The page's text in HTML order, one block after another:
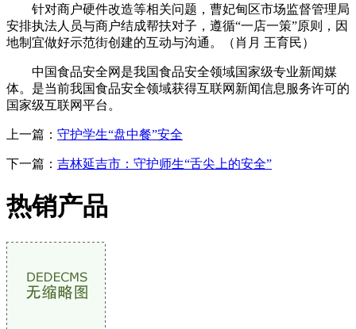
针对商户硬件改造等相关问题，曹妃甸区市场监督管理局
安排执法人员与商户结成帮扶对子，遵循“一店一策”原则，因
地制宜做好示范街创建的互动与沟通。（肖月 王育民）
中国食品安全网是我国食品安全领域国家级专业新闻媒
体。是当前我国食品安全领域获得互联网新闻信息服务许可的
国家级互联网平台。
上一篇： 守护学生“盘中餐”安全
下一篇： 吉林延吉市：守护师生“舌尖上的安全”
热销产品